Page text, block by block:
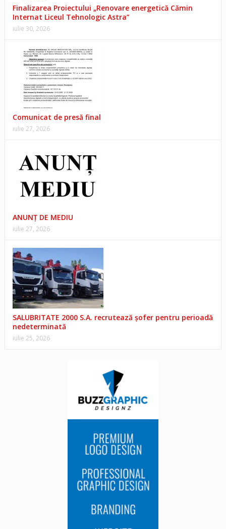
Finalizarea Proiectului „Renovare energetică Cămin
Internat Liceul Tehnologic Astra”
iulie 30, 2026
Comunicat de presă final
iulie 27, 2026
ANUNŢ DE MEDIU
iulie 27, 2026
SALUBRITATE 2000 S.A. recrutează șofer pentru perioadă
nedeterminată
iulie 25, 2026